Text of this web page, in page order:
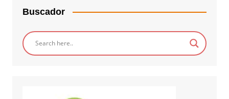
Buscador